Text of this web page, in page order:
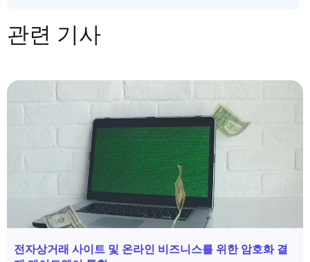
관련 기사
전자상거래 사이트 및 온라인 비즈니스를 위한 암호화 결